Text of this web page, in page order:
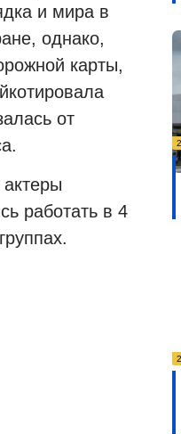
и мира в
однако,
карты,
от
работать в 4